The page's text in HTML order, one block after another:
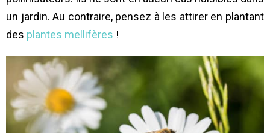
un jardin. Au contraire, pensez à les attirer en plantant
des plantes mellifères !